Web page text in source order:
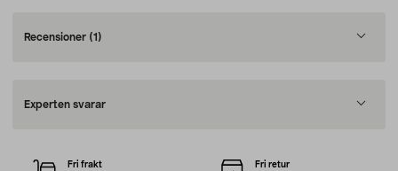
Recensioner (1)
Experten svarar
Fri frakt Fri retur